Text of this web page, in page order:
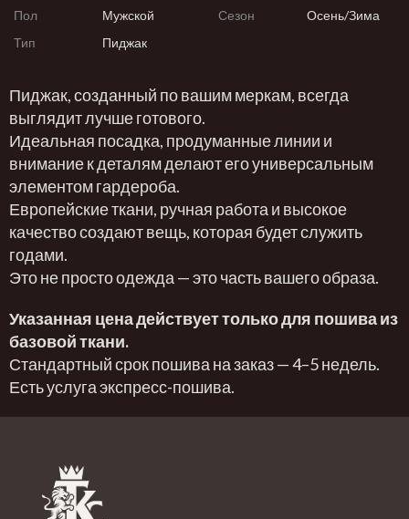
Пол Мужской Сезон
Осень/Зима
Тип
Пиджак
Пиджак, созданный по вашим меркам, всегда
выглядит лучше готового.
Идеальная посадка, продуманные линии и
внимание к деталям делают его универсальным
элементом гардероба.
Европейские ткани, ручная работа и высокое
качество создают вещь, которая будет служить
годами.
Это не просто одежда — это часть вашего образа.
Указанная цена действует только для пошива из
базовой ткани.
Стандартный срок пошива на заказ — 4–5 недель.
Есть услуга экспресс-пошива.